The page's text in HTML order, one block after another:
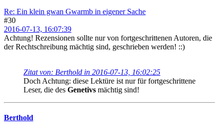
Re: Ein klein gwan Gwarmb in eigener Sache
#30
2016-07-13, 16:07:39
Achtung! Rezensionen sollte nur von fortgeschrittenen Autoren, die
der Rechtschreibung mächtig sind, geschrieben werden! ::)
Zitat von: Berthold in 2016-07-13, 16:02:25
Doch Achtung: diese Lektüre ist nur für fortgeschrittene
Leser, die des Genetivs mächtig sind!
Berthold